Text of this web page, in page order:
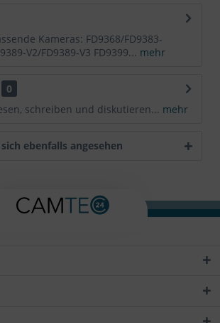
Kameras: FD9368/FD9383-
V2/FD9389-V3 FD9399... mehr
0
schreiben und diskutieren... mehr
ebenfalls angesehen